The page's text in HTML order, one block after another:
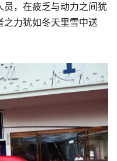
员，在疲乏与动力之间犹
之力犹如冬天里雪中送